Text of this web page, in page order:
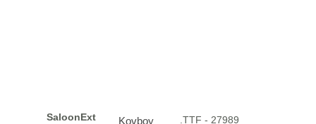
SaloonExt Kovboy
.TTF - 27989